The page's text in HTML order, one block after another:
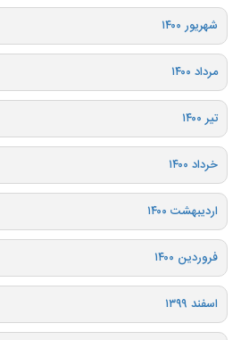
شهریور ۱۴۰۰
مرداد ۱۴۰۰
تیر ۱۴۰۰
خرداد ۱۴۰۰
اردیبهشت ۱۴۰۰
فروردین ۱۴۰۰
اسفند ۱۳۹۹